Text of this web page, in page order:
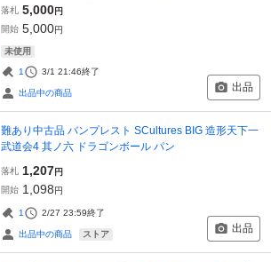
落札 5,000円
開始 5,000円
未使用
1 3/1 21:46終了
出品中の商品 出品
難あり中古品 バンプレスト SCultures BIG 造形天下一
武道会4 其ノ六 ドラゴンボール パン
落札 1,207円
開始 1,098円
1 2/27 23:59終了
出品中の商品 ストア 出品